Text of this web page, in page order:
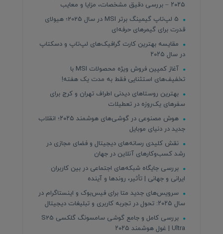
۲۰۲۵ – بررسی دقیق مشخصات، مزایا و معایب
5 لپ‌تاپ گیمینگ برتر MSI در سال 2025؛ هیولای
قدرت برای گیمرهای حرفه‌ای
مقایسه بهترین کارت گرافیک‌های لپ‌تاپ و دسکتاپ
در سال ۲۰۲۵
آغاز کمپین فروش ویژه محصولات MSI با
تخفیف‌های استثنایی فقط به مدت یک هفته!
بهترین روستاهای دیدنی اطراف تهران و کرج برای
سفرهای یک‌روزه در تعطیلات
هوش مصنوعی در گوشی‌های هوشمند ۲۰۲۵؛ انقلاب
جدید در دنیای موبایل
نقش کلیدی رسانه‌های دیجیتال و فضای مجازی در
رشد کسب‌وکارهای آنلاین در جهان
بررسی جایگاه شبکه‌های اجتماعی در بین کاربران
ایرانی و جهانی | تأثیر، روندها و آینده
سرویس‌های جدید متا برای فیس‌بوک و اینستاگرام در
سال ۲۰۲۵: تحول در تجربه کاربری و تبلیغات دیجیتال
بررسی کامل و جامع گوشی سامسونگ گلکسی S25
Ultra | غول هوشمند ۲۰۲۵